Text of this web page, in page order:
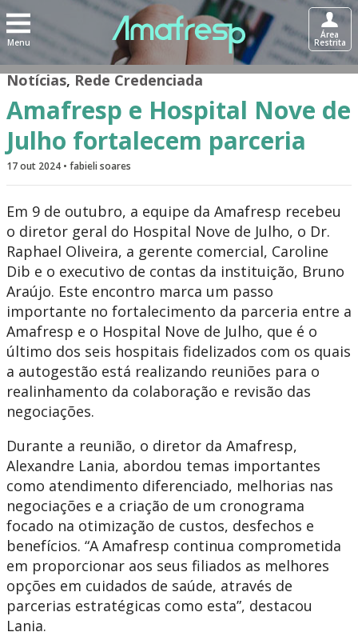
Menu
Área
Restrita
Notícias,Rede Credenciada
Amafresp e Hospital Nove de
Julho fortalecem parceria
17 out 2024 • fabieli soares
Em 9 de outubro, a equipe da Amafresp recebeu
o diretor geral do Hospital Nove de Julho, o Dr.
Raphael Oliveira, a gerente comercial, Caroline
Dib e o executivo de contas da instituição, Bruno
Araújo. Este encontro marca um passo
importante no fortalecimento da parceria entre a
Amafresp e o Hospital Nove de Julho, que é o
último dos seis hospitais fidelizados com os quais
a autogestão está realizando reuniões para o
realinhamento da colaboração e revisão das
negociações.
Durante a reunião, o diretor da Amafresp,
Alexandre Lania, abordou temas importantes
como atendimento diferenciado, melhorias nas
negociações e a criação de um cronograma
focado na otimização de custos, desfechos e
benefícios. “A Amafresp continua comprometida
em proporcionar aos seus filiados as melhores
opções em cuidados de saúde, através de
parcerias estratégicas como esta”, destacou
Lania.